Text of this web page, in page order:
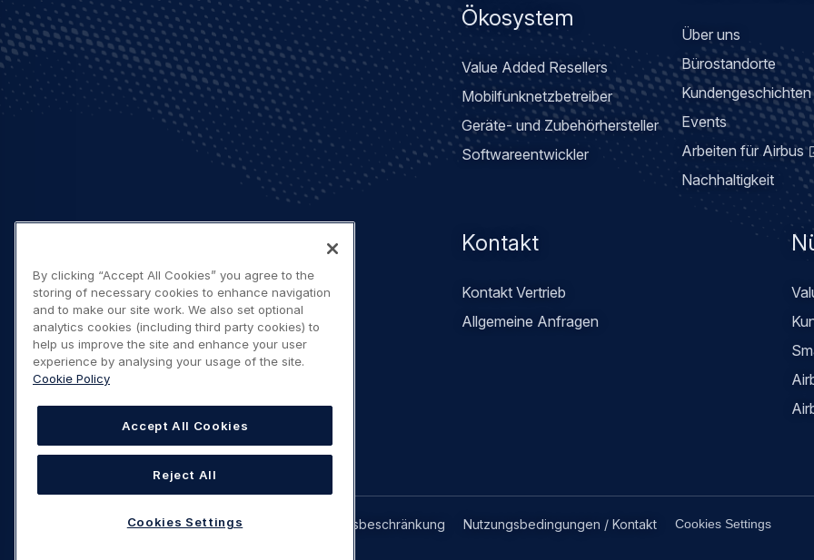
Ökosystem
Value Added Resellers
Mobilfunknetzbetreiber
Geräte- und Zubehörhersteller
Softwareentwickler
Über uns
Bürostandorte
Kundengeschichten
Events
Arbeiten für Airbus
Nachhaltigkeit
Kontakt
Kontakt Vertrieb
Allgemeine Anfragen
Legal
Datenschutzhinweis Erklärung Zugangsbeschränkung Nutzungsbedingungen / Kontakt Cookies Settings
By clicking “Accept All Cookies” you agree to the
storing of necessary cookies to enhance navigation
and to make our site work. We also set optional
analytics cookies (including third party cookies) to
help us improve the site and enhance your user
experience by analysing your usage of the site.
Cookie Policy
Accept All Cookies
Reject All
Cookies Settings